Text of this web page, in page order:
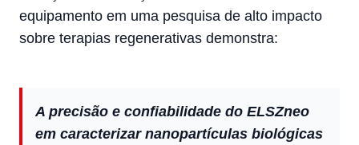
equipamento em uma pesquisa de alto impacto
sobre terapias regenerativas demonstra:
A precisão e confiabilidade do ELSZneo
em caracterizar nanopartículas biológicas